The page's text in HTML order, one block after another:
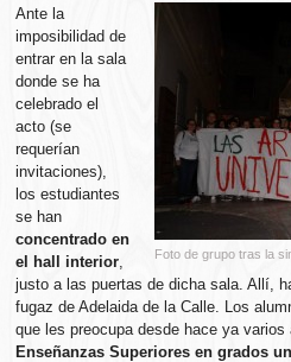
Foto de grupo tras la
Ante la
imposibilidad de
entrar en la sala
donde se ha
celebrado el
acto (se
requerían
invitaciones),
los estudiantes
se han
concentrado en
el hall interior,
justo a las puertas de dicha sala. Allí,
fugaz de Adelaida de la Calle. Los
que les preocupa desde hace ya varios
Enseñanzas Superiores en grados